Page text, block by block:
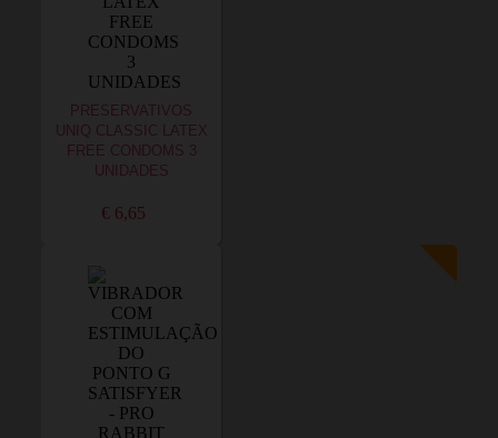
PRESERVATIVOS
UNIQ CLASSIC LATEX
FREE CONDOMS 3
UNIDADES
€ 6,65